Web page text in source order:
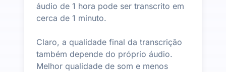
áudio de 1 hora pode ser transcrito em
cerca de 1 minuto.
Claro, a qualidade final da transcrição
também depende do próprio áudio.
Melhor qualidade de som e menos